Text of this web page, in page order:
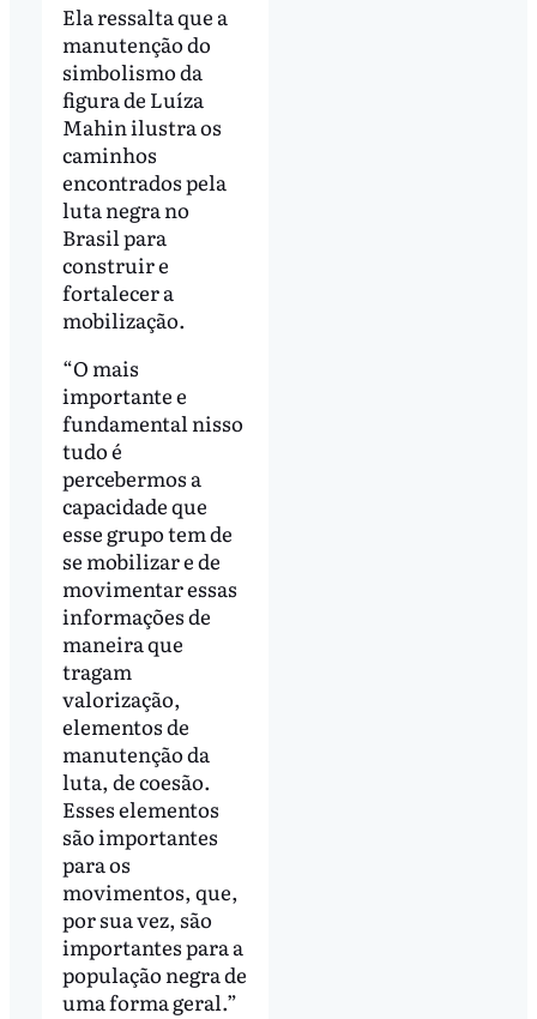
Ela ressalta que a
manutenção do
simbolismo da
figura de Luíza
Mahin ilustra os
caminhos
encontrados pela
luta negra no
Brasil para
construir e
fortalecer a
mobilização.
“O mais
importante e
fundamental nisso
tudo é
percebermos a
capacidade que
esse grupo tem de
se mobilizar e de
movimentar essas
informações de
maneira que
tragam
valorização,
elementos de
manutenção da
luta, de coesão.
Esses elementos
são importantes
para os
movimentos, que,
por sua vez, são
importantes para a
população negra de
uma forma geral.”